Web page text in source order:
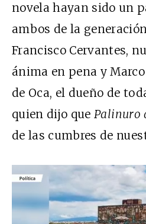
novela hayan sido un
ambos de la
Francisco Cervantes,
ánima en pena y
de Oca, el dueño de
quien dijo quePalinuro
de las cumbres de